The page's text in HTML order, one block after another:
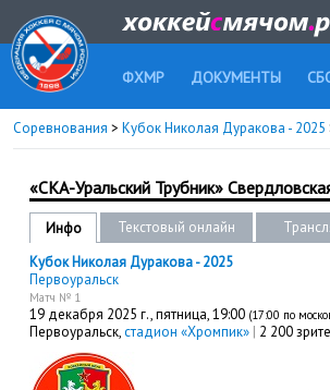
ФХМР ДОКУМЕНТЫ
Соревнования > Кубок Николая Дуракова - 2025
«СКА-Уральский Трубник»
Инфо Текстовый онлайн
Кубок Николая Дуракова - 2025
Первоуральск
Матч № 1
19 декабря 2025 г.,пятница, 19:00 (17:00 по
Первоуральск,стадион «Хромпик» | 2 200